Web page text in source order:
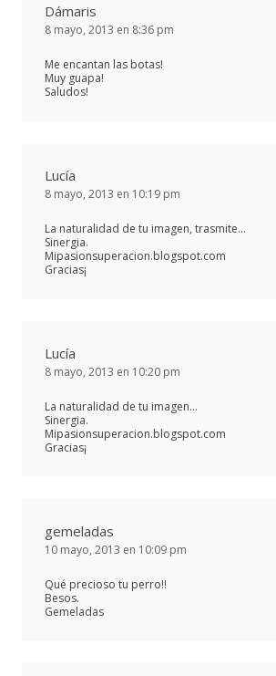
Dámaris
8 mayo, 2013 en 8:36 pm
Me encantan las botas!
Muy guapa!
Saludos!
Lucía
8 mayo, 2013 en 10:19 pm
La naturalidad de tu imagen, trasmite…
Sinergia.
Mipasionsuperacion.blogspot.com
Gracias¡
Lucía
8 mayo, 2013 en 10:20 pm
La naturalidad de tu imagen…
Sinergia.
Mipasionsuperacion.blogspot.com
Gracias¡
gemeladas
10 mayo, 2013 en 10:09 pm
Qué precioso tu perro!!
Besos.
Gemeladas